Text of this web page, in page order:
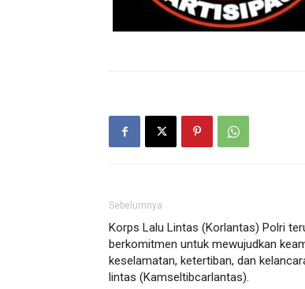
Sebelumnya
Korps Lalu Lintas (Korlantas) Polri
berkomitmen untuk mewujudkan
keselamatan, ketertiban, dan
lintas (Kamseltibcarlantas).